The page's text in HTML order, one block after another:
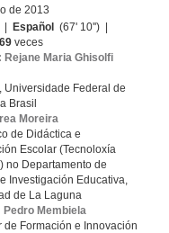
de 2013
Español
(67' 10'') |
veces
Rejane Maria Ghisolfi
Universidade Federal de
Brasil
Moreira
de Didáctica e
Escolar (Tecnoloxía
no Departamento de
Investigación Educativa,
de La Laguna
Pedro Membiela
de Formación e Innovación